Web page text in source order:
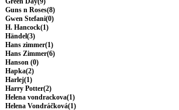
Guns n Roses(8)
Gwen Stefani(0)
H. Hancock(1)
Händel(3)
Hans zimmer(1)
Hans Zimmer(6)
Hanson (0)
Hapka(2)
Harlej(1)
Harry Potter(2)
Helena vondrackova(1)
Helena Vondráčková(1)